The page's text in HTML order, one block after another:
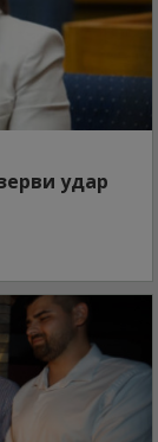
удар